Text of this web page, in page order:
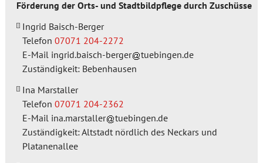
Förderung der Orts- und Stadtbildpflege durch Zuschüsse
Ingrid Baisch-Berger
Telefon 07071 204-2272
E-Mail ingrid.baisch-berger
tuebingen.de
Zuständigkeit: Bebenhausen
Ina Marstaller
Telefon 07071 204-2362
E-Mail ina.marstaller
tuebingen.de
Zuständigkeit: Altstadt nördlich des Neckars und
Platanenallee